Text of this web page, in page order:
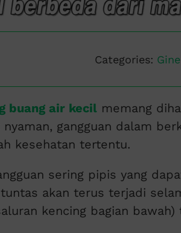
Categories:
buang air kecilmemang
gangguan dalam
kesehatan tertentu.
sering pipis yang
akan terus terjadi
kencing bagian